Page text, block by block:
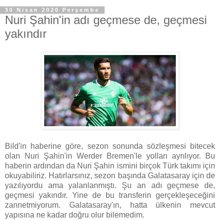
30 Nisan 2020 Perşembe
Nuri Şahin'in adı geçmese de, geçmesi
yakındır
Bild'in haberine göre, sezon sonunda sözleşmesi bitecek
olan Nuri Şahin'in Werder Bremen'le yolları ayrılıyor. Bu
haberin ardından da Nuri Şahin ismini birçok Türk takımı için
okuyabiliriz. Hatırlarsınız, sezon başında Galatasaray için de
yazılıyordu ama yalanlanmıştı. Şu an adı geçmese de,
geçmesi yakındır. Yine de bu transferin gerçekleşeceğini
zannetmiyorum. Galatasaray'ın, hatta ülkenin mevcut
yapısına ne kadar doğru olur bilemedim.